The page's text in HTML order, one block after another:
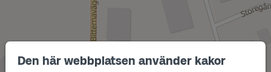
Den här webbplatsen använder kakor